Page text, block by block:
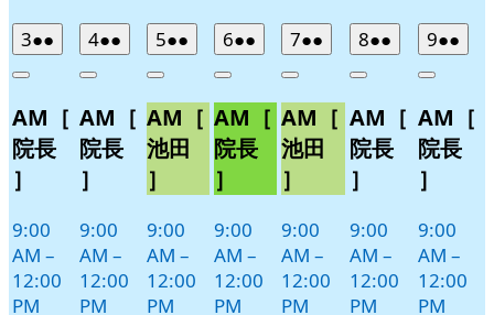
32026
年
月
3
日
●●
件
イ
ベ
Close
AM［
院長
］
9:00
AM –
12:00
PM
42026
年
月
4
日
●●
件
イ
ベ
Close
AM［
院長
］
9:00
AM –
12:00
PM
52026
年
月
5
日
●●
件
イ
ベ
ト)
Close
AM［
池田
］
9:00
AM –
12:00
PM
62026
年
月
6
日
●●
件
イ
ベ
ト)
Close
AM［
院長
］
9:00
AM –
12:00
PM
72026
年
月
7
日
●●
件
イ
ベ
ト)
Close
AM［
池田
］
9:00
AM –
12:00
PM
82026
年
月
8
日
●●
件
イ
ベ
Close
AM［
院長
］
9:00
AM –
12:00
PM
92026
年
月
9
日
●●
件
イ
ベ
Close
AM［
院長
］
9:00
AM –
12:00
PM